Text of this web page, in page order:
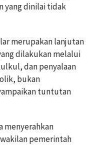
yang dinilai tidak
merupakan lanjutan
dilakukan melalui
dan penyalaan
bukan
tuntutan
menyerahkan
pemerintah